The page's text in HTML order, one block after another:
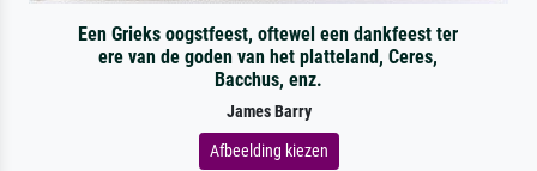
Een Grieks oogstfeest, oftewel een dankfeest ter
ere van de goden van het platteland, Ceres,
Bacchus, enz.
James Barry
Afbeelding kiezen